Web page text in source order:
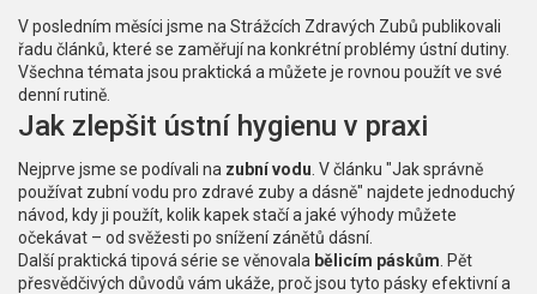
V posledním měsíci jsme na Strážcích Zdravých Zubů publikovali
řadu článků, které se zaměřují na konkrétní problémy ústní dutiny.
Všechna témata jsou praktická a můžete je rovnou použít ve své
denní rutině.
Jak zlepšit ústní hygienu v praxi
Nejprve jsme se podívali na zubní vodu . V článku "Jak správně
používat zubní vodu pro zdravé zuby a dásně" najdete jednoduchý
návod, kdy ji použít, kolik kapek stačí a jaké výhody můžete
očekávat – od svěžesti po snížení zánětů dásní.
Další praktická tipová série se věnovala bělicím páskům . Pět
přesvědčivých důvodů vám ukáže, proč jsou tyto pásky efektivní a